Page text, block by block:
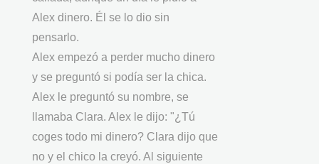
Alex dinero. Él se lo dio sin
pensarlo.
Alex empezó a perder mucho dinero
y se preguntó si podía ser la chica.
Alex le preguntó su nombre, se
llamaba Clara. Alex le dijo: "¿Tú
coges todo mi dinero? Clara dijo que
no y el chico la creyó. Al siguiente